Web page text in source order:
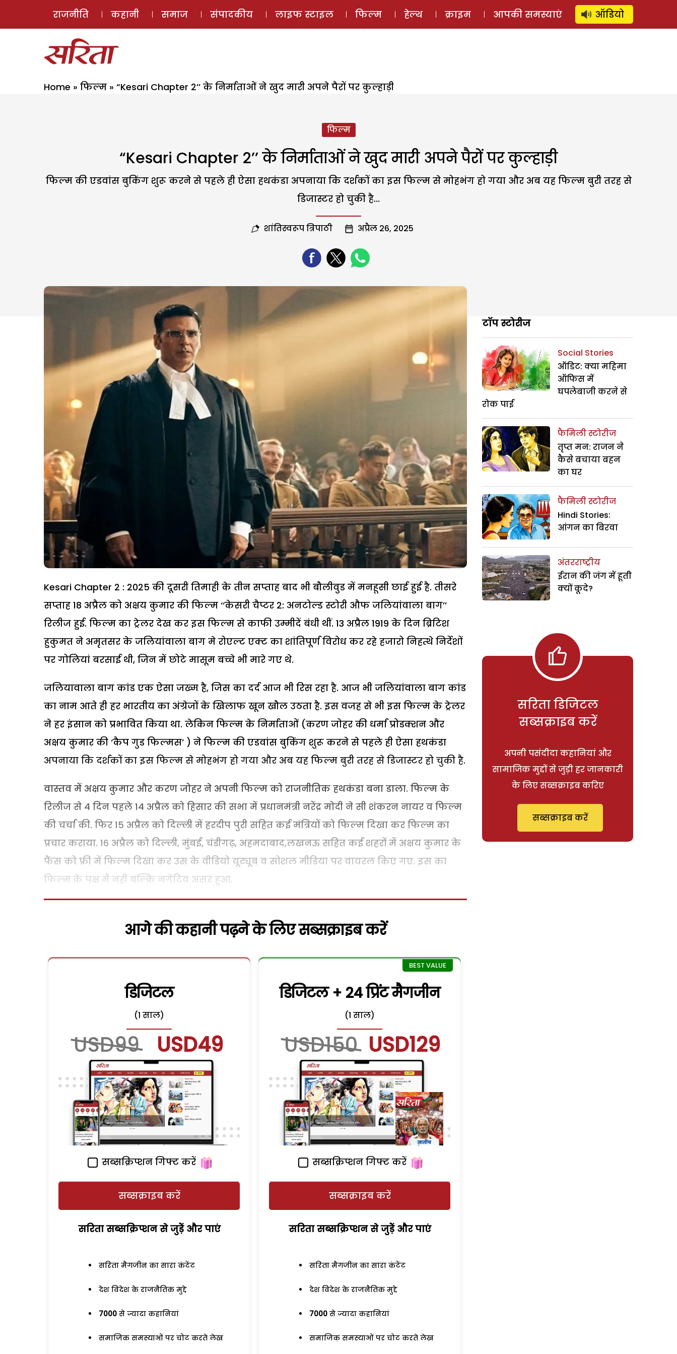
ई-मैगज़ीन ऑडियो स्टोरी लॉग इन ⚲ SUBSCRIBE
राजनीति कहानी समाज संपादकीय लाइफ स्टाइल फिल्म हेल्थ क्राइम आपकी समस्याएं ऑडियो
Home » फिल्म » “Kesari Chapter 2’’ के निर्माताओं ने खुद मारी अपने पैरों पर कुल्हाड़ी
फिल्म
“Kesari Chapter 2’’ के निर्माताओं ने खुद मारी अपने पैरों पर कुल्हाड़ी
फिल्म की एडवांस बुकिंग शुरू करने से पहले ही ऐसा हथकंडा अपनाया कि दर्शकों का इस फिल्म से मोहभंग हो गया और अब यह फिल्म बुरी तरह से
डिजास्टर हो चुकी है...
शांतिस्वरूप त्रिपाठी अप्रैल 26, 2025
Kesari Chapter 2 : 2025 की दूसरी तिमाही के तीन सप्ताह बाद भी बौलीवुड में मनहूसी छाई हुई है. तीसरे
सप्ताह 18 अप्रैल को अक्षय कुमार की फिल्म ‘‘केसरी चैप्टर 2: अनटोल्ड स्टोरी औफ जलियांवाला बाग’’
रिलीज हुई. फिल्म का ट्रेलर देख कर इस फिल्म से काफी उम्मीदें बंधी थीं. 13 अप्रैल 1919 के दिन ब्रिटिश
हुकुमत ने अमृतसर के जलियांवाला बाग मे रोएल्ट एक्ट का शांतिपूर्ण विरोध कर रहे हजारो निहत्थे निर्देशों
पर गोलियां बरसाई थी, जिन में छोटे मासूम बच्चे भी मारे गए थे.
जलियावाला बाग कांड एक ऐसा जख्म है, जिस का दर्द आज भी रिस रहा है. आज भी जलियांवाला बाग कांड
का नाम आते ही हर भारतीय का अंग्रेजों के खिलाफ खून खौल उठता है. इस वजह से भी इस फिल्म के ट्रेलर
ने हर इंसान को प्रभावित किया था. लेकिन फिल्म के निर्माताओं (करण जोहर की धर्मा प्रोडक्शन और
अक्षय कुमार की ‘कैप गुड फिल्मस’ ) ने फिल्म की एडवांस बुकिंग शुरू करने से पहले ही ऐसा हथकंडा
अपनाया कि दर्शकों का इस फिल्म से मोहभंग हो गया और अब यह फिल्म बुरी तरह से डिजास्टर हो चुकी है.
वास्तव में अक्षय कुमार और करण जोहर ने अपनी फिल्म को राजनीतिक हथकंडा बना डाला. फिल्म के
रिलीज से 4 दिन पहले 14 अप्रैल को हिसार की सभा में प्रधानमंत्री नरेंद्र मोदी ने सी शंकरन नायर व फिल्म
की चर्चा की. फिर 15 अप्रैल को दिल्ली में हरदीप पुरी सहित कई मंत्रियों को फिल्म दिखा कर फिल्म का
प्रचार कराया. 16 अप्रैल को दिल्ली, मुंबई, चंडीगढ़, अहमदाबाद,लखनऊ सहित कई शहरों में अक्षय कुमार के
फैंस को फ्री में फिल्म दिखा कर उस के वीडियो यूट्यूब व सोशल मीडिया पर वायरल किए गए. इस का
फिल्म के पक्ष में नहीं बल्कि नगेटिव असर हुआ.
आगे की कहानी पढ़ने के लिए सब्सक्राइब करें
डिजिटल
(1 साल)
USD99 USD49
सब्सक्रिप्शन गिफ्ट करें
सब्सक्राइब करें
सरिता सब्सक्रिप्शन से जुड़ेें और पाएं
सरिता मैगजीन का सारा कंटेंट
देश विदेश के राजनैतिक मुद्दे
7000 से ज्यादा कहानियां
समाजिक समस्याओं पर चोट करते लेख
डिजिटल + 24 प्रिंट मैगजीन
(1 साल)
USD150 USD129
सब्सक्रिप्शन गिफ्ट करें
सब्सक्राइब करें
सरिता सब्सक्रिप्शन से जुड़ेें और पाएं
सरिता मैगजीन का सारा कंटेंट
देश विदेश के राजनैतिक मुद्दे
7000 से ज्यादा कहानियां
समाजिक समस्याओं पर चोट करते लेख
टॉप स्टोरीज
Social Stories
ऑडिट: क्या महिमा
ऑफिस में
घपलेबाजी करने से
रोक पाई
फैमिली स्टोरीज
तृप्त मन: राजन ने
कैसे बचाया बहन
का घर
फैमिली स्टोरीज
Hindi Stories:
आंगन का बिरवा
अंतरराष्ट्रीय
ईरान की जंग में हूती
क्यों कूदे?
सरिता डिजिटल
सब्सक्राइब करें
अपनी पसंदीदा कहानियां और
सामाजिक मुद्दों से जुड़ी हर जानकारी
के लिए सब्सक्राइब करिए
सब्सक्राइब करें